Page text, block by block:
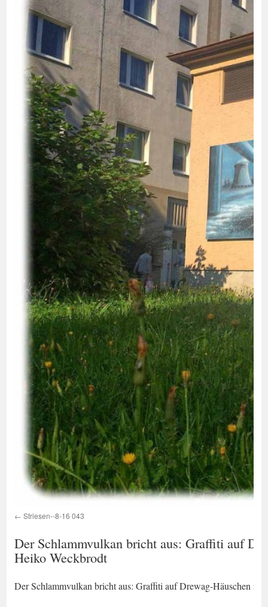
Striesen--8-16 043
Der Schlammvulkan bricht aus: Graffiti auf
Heiko Weckbrodt
Der Schlammvulkan bricht aus: Graffiti auf Drewag-Häuschen